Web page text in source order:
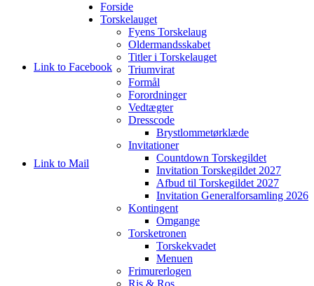
Link to Facebook
Link to Mail
Forside
Torskelauget
Fyens Torskelaug
Oldermandsskabet
Titler i Torskelauget
Triumvirat
Formål
Forordninger
Vedtægter
Dresscode
Brystlommetørklæde
Invitationer
Countdown Torskegildet
Invitation Torskegildet 2027
Afbud til Torskegildet 2027
Invitation Generalforsamling 2026
Kontingent
Omgange
Torsketronen
Torskekvadet
Menuen
Frimurerlogen
Ris & Ros